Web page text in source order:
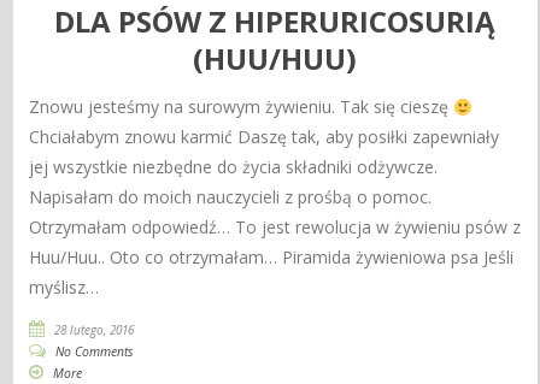
DLA PSÓW Z HIPERURICOSURIĄ
(HUU/HUU)
Znowu jesteśmy na surowym żywieniu. Tak się cieszę
Chciałabym znowu karmić Daszę tak, aby posiłki zapewniały
jej wszystkie niezbędne do życia składniki odżywcze.
Napisałam do moich nauczycieli z prośbą o pomoc.
Otrzymałam odpowiedź… To jest rewolucja w żywieniu psów z
Huu/Huu.. Oto co otrzymałam… Piramida żywieniowa psa Jeśli
myślisz…
28 lutego, 2016
No Comments
More